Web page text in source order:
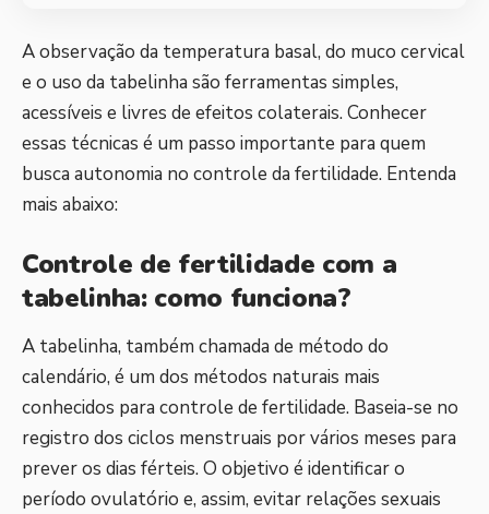
A observação da temperatura basal, do muco cervical
e o uso da tabelinha são ferramentas simples,
acessíveis e livres de efeitos colaterais. Conhecer
essas técnicas é um passo importante para quem
busca autonomia no controle da fertilidade. Entenda
mais abaixo:
Controle de fertilidade com a
tabelinha: como funciona?
A tabelinha, também chamada de método do
calendário, é um dos métodos naturais mais
conhecidos para controle de fertilidade. Baseia-se no
registro dos ciclos menstruais por vários meses para
prever os dias férteis. O objetivo é identificar o
período ovulatório e, assim, evitar relações sexuais